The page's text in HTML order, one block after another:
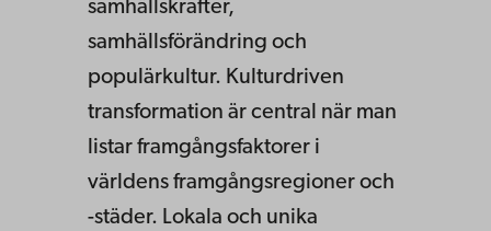
samhällskrafter,
samhällsförändring och
populärkultur. Kulturdriven
transformation är central när man
listar framgångsfaktorer i
världens framgångsregioner och
-städer. Lokala och unika